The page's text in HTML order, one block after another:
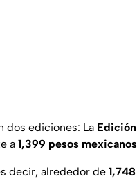
dos ediciones: La
a 1,399 pesos mexicanos
decir, alrededor de